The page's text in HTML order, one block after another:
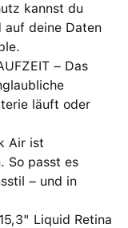
kannst du
auf deine Daten
– Das
läuft oder
Air ist
So passt es
– und in
Liquid Retina